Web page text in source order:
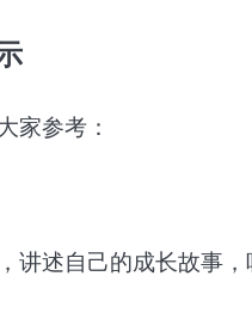
家参考：
讲述自己的成长故事